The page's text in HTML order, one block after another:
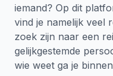
iemand? Op dit
vind je namelijk veel
zoek zijn naar een
gelijkgestemde
wie weet ga je